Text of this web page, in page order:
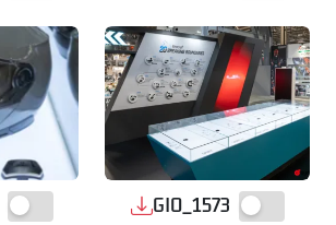
GIO_1573